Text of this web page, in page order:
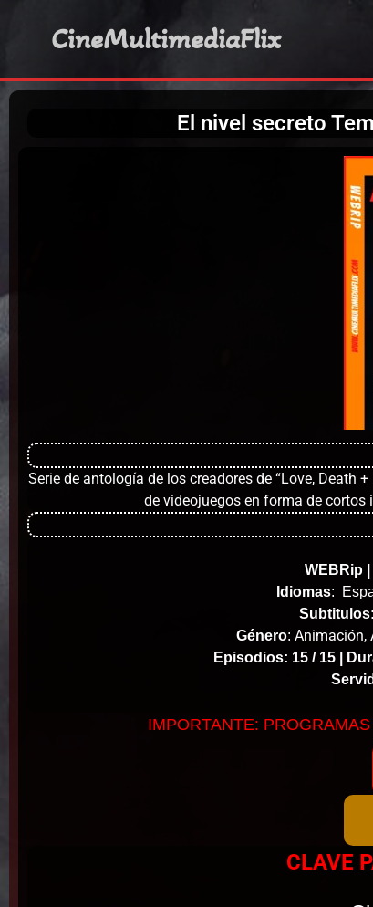
CineMultimediaFlix
El nivel secreto
Serie de antología de los creadores de “Love, Death
de videojuegos en forma de cortos
WEBRip
Idiomas:
Subtitulos:
Género: Animación,
Episodios: 15 / 15 |
IMPORTANTE:
CLAVE